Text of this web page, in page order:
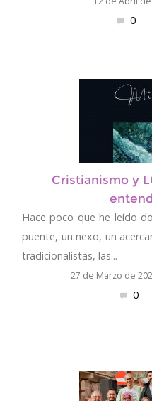
0
Cristianismo y
Hace poco que he leído
puente, un nexo, un
tradicionalistas, las...
27 de Marzo de
0